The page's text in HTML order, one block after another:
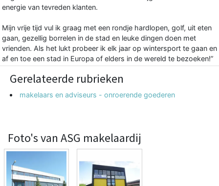
energie van tevreden klanten.
Mijn vrije tijd vul ik graag met een rondje hardlopen, golf, uit eten
gaan, gezellig borrelen in de stad en leuke dingen doen met
vrienden. Als het lukt probeer ik elk jaar op wintersport te gaan en
af en toe een stad in Europa of elders in de wereld te bezoeken!”
Gerelateerde rubrieken
makelaars en adviseurs - onroerende goederen
Foto's van ASG makelaardij